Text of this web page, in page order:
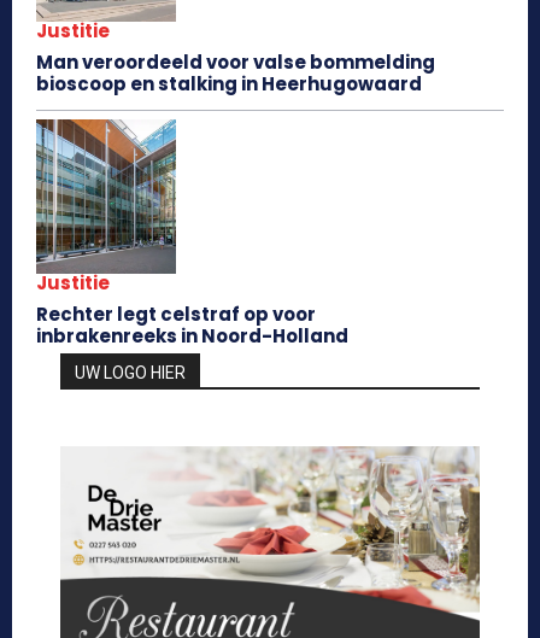
Justitie
Man veroordeeld voor valse bommelding
bioscoop en stalking in Heerhugowaard
Justitie
Rechter legt celstraf op voor
inbrakenreeks in Noord-Holland
UW LOGO HIER